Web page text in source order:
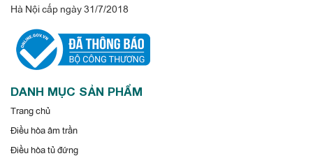
Hà Nội cấp ngày 31/7/2018
DANH MỤC SẢN PHẨM
Trang chủ
Điều hòa âm trần
Điều hòa tủ đứng